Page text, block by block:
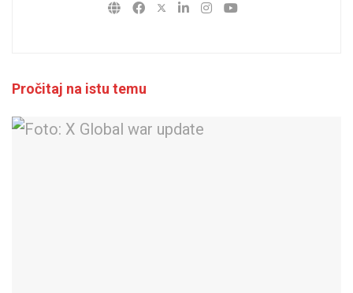
Pročitaj na istu temu